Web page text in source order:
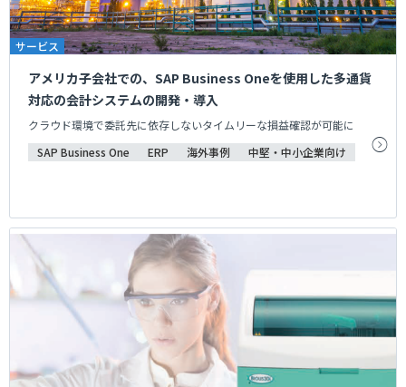
サービス
アメリカ子会社での、SAP Business Oneを使用した多通貨
対応の会計システムの開発・導入
クラウド環境で委託先に依存しないタイムリーな損益確認が可能に
SAP Business One
ERP 海外事例 中堅・中小企業向け